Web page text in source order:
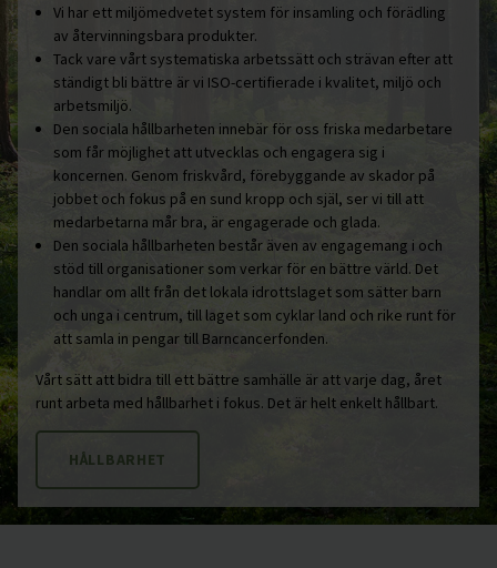
Vi har ett miljömedvetet system för insamling och förädling
av återvinningsbara produkter.
Tack vare vårt systematiska arbetssätt och strävan efter att
ständigt bli bättre är vi ISO-certifierade i kvalitet, miljö och
arbetsmiljö.
Den sociala hållbarheten innebär för oss friska medarbetare
som får möjlighet att utvecklas och engagera sig i
koncernen. Genom friskvård, förebyggande av skador på
jobbet och fokus på en sund kropp och själ, ser vi till att
medarbetarna mår bra, är engagerade och glada.
Den sociala hållbarheten består även av engagemang i och
stöd till organisationer som verkar för en bättre värld. Det
handlar om allt från det lokala idrottslaget som sätter barn
och unga i centrum, till laget som cyklar land och rike runt för
att samla in pengar till Barncancerfonden.
Vårt sätt att bidra till ett bättre samhälle är att varje dag, året
runt arbeta med hållbarhet i fokus. Det är helt enkelt hållbart.
HÅLLBARHET